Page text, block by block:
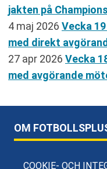
jakten på
4 maj 2026 Vecka
med direkt
27 apr 2026 Vecka
med avgörande
OM
COOKIE- OCH